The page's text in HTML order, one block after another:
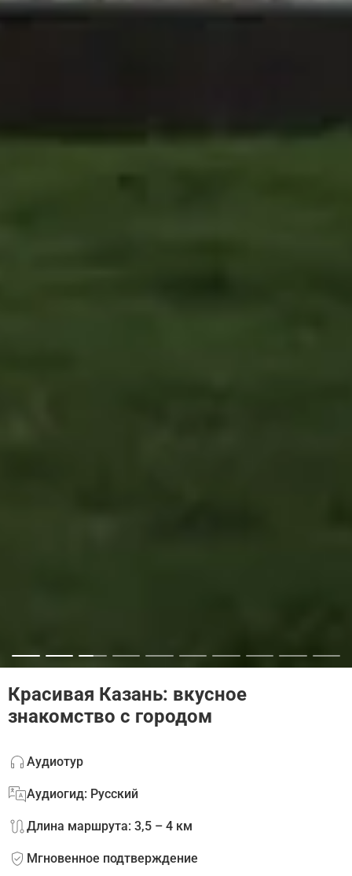
Красивая Казань: вкусное
знакомство с городом
Аудиотур
Аудиогид: Русский
Длина маршрута: 3,5 – 4 км
Мгновенное подтверждение